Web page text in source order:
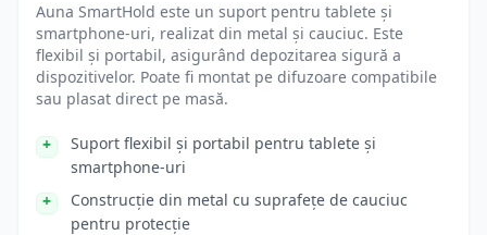
Auna SmartHold este un suport pentru tablete și
smartphone-uri, realizat din metal și cauciuc. Este
flexibil și portabil, asigurând depozitarea sigură a
dispozitivelor. Poate fi montat pe difuzoare compatibile
sau plasat direct pe masă.
Suport flexibil și portabil pentru tablete și
smartphone-uri
Construcție din metal cu suprafețe de cauciuc
pentru protecție